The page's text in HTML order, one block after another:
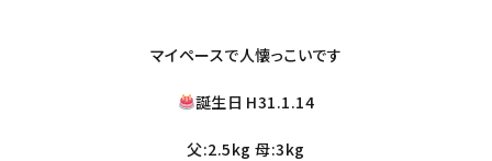
マイペースで人懐っこいです
誕生日 H31.1.14
父:2.5kg 母:3kg